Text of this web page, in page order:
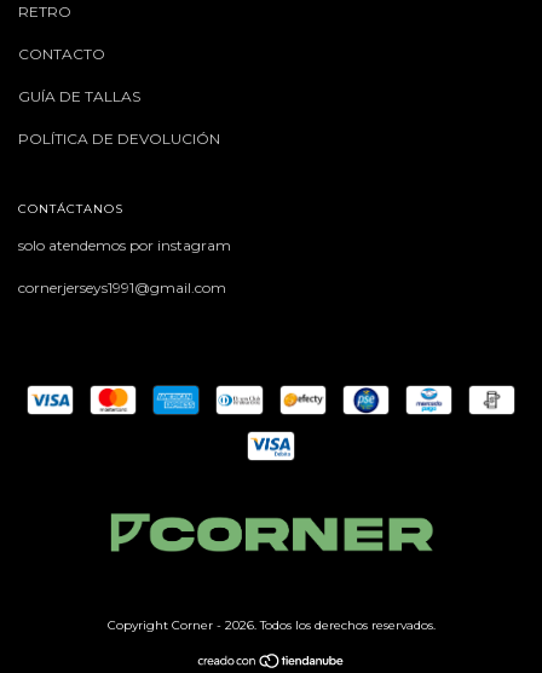
RETRO
CONTACTO
GUÍA DE TALLAS
POLÍTICA DE DEVOLUCIÓN
CONTÁCTANOS
solo atendemos por instagram
cornerjerseys1991@gmail.com
Copyright Corner - 2026. Todos los derechos reservados.